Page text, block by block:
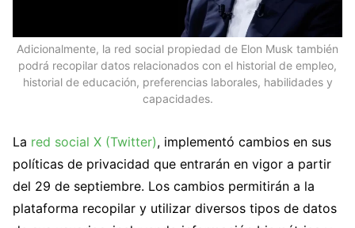
Adicionalmente, la red social propiedad de Elon Musk también
podrá recopilar datos relacionados con el historial de empleo,
historial de educación, preferencias laborales, habilidades y
capacidades.
La red social X (Twitter), implementó cambios en sus
políticas de privacidad que entrarán en vigor a partir
del 29 de septiembre. Los cambios permitirán a la
plataforma recopilar y utilizar diversos tipos de datos